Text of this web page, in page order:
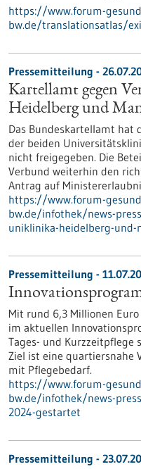
https://www.forum-
bw.de/translationsatlas/
Pressemitteilung -
Kartellamt gegen
Heidelberg und
Das Bundeskartellamt hat
der beiden
nicht freigegeben. Die
Verbund weiterhin den
Antrag auf
https://www.forum-
bw.de/infothek/news-
uniklinika-heidelberg-und-
Pressemitteilung -
Mit rund 6,3 Millionen
im aktuellen
Tages- und Kurzzeitpflege
Ziel ist eine quartiersnahe
mit Pflegebedarf.
https://www.forum-
bw.de/infothek/news-
2024-gestartet
Pressemitteilung -